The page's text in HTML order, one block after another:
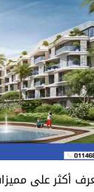
أكثر على